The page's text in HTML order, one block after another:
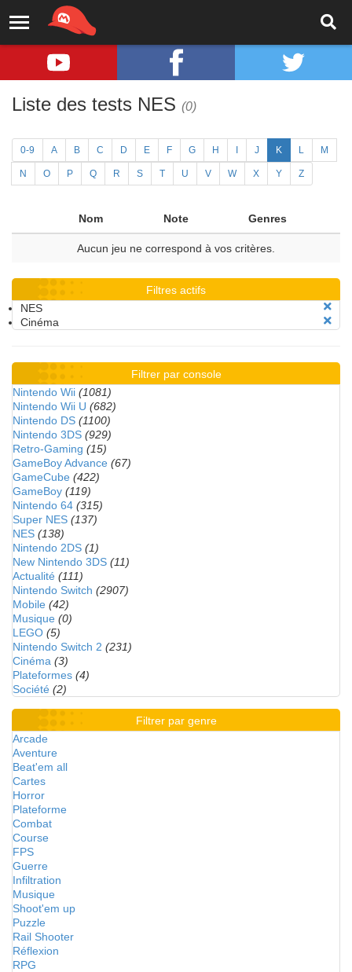
Liste des tests NES (0)
0-9 A B C D E F G H J K L M
N O P Q R S T U V W X Y Z
Nom Note Genres
Aucun jeu ne correspond à vos critères.
Filtres actifs
NES
Cinéma
Filtrer par console
Nintendo Wii (1081)
Nintendo Wii U (682)
Nintendo DS (1100)
Nintendo 3DS (929)
Retro-Gaming (15)
GameBoy Advance (67)
GameCube (422)
GameBoy (119)
Nintendo 64 (315)
Super NES (137)
NES (138)
Nintendo 2DS (1)
New Nintendo 3DS (11)
Actualité (111)
Nintendo Switch (2907)
Mobile (42)
Musique (0)
LEGO (5)
Nintendo Switch 2 (231)
Cinéma (3)
Plateformes (4)
Société (2)
Filtrer par genre
Arcade
Aventure
Beat'em all
Cartes
Horror
Plateforme
Combat
Course
FPS
Guerre
Infiltration
Musique
Shoot'em up
Puzzle
Rail Shooter
Réflexion
RPG